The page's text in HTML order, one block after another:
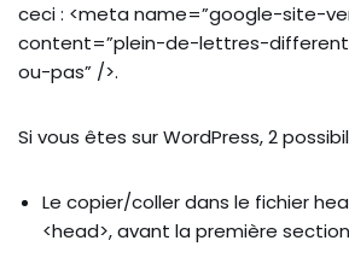
ceci : <meta name=”google-site-
content=”plein-de-lettres-
ou-pas” />.
Si vous êtes sur WordPress, 2
Le copier/coller dans le fichier
<head>, avant la première